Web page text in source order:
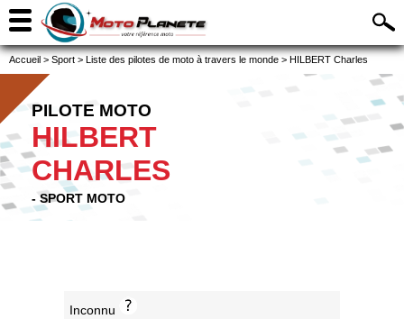
Accueil > Sport > Liste des pilotes de moto à travers le monde > HILBERT Charles
PILOTE MOTO
HILBERT
CHARLES
- SPORT MOTO
Inconnu